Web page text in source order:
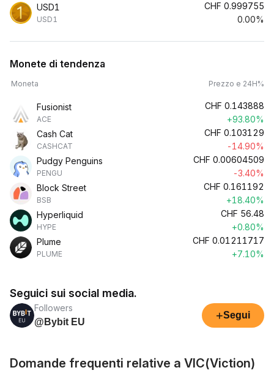
USD1
USD1
CHF 0.999755
0.00%
Monete di tendenza
Moneta Prezzo e 24H%
Fusionist
ACE
CHF 0.143888
+93.80%
Cash Cat
CASHCAT
CHF 0.103129
-14.90%
Pudgy Penguins
PENGU
CHF 0.00604509
-3.40%
Block Street
BSB
CHF 0.161192
+18.40%
Hyperliquid
HYPE
CHF 56.48
+0.80%
Plume
PLUME
CHF 0.01211717
+7.10%
Seguici sui social media.
Followers
@Bybit EU
+Segui
Domande frequenti relative a VIC(Viction)